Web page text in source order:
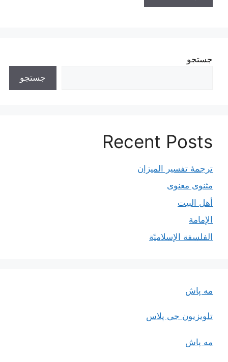
جستجو
جستجو
Recent Posts
ترجمۀ تفسیر المیزان
مثنوی معنوی
أهل البيت
الإمامة
الفلسفة الإسلاميّة
مه پاش
تلویزیون جی پلاس
مه پاش